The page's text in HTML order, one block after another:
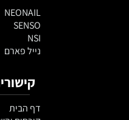
NEONAIL
SENSO
NSI
נייל פארם
דף הבית